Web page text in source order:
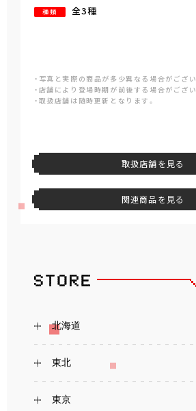
種類 全3種
・写真と実際の商品が多少異なる場合がござい
・店舗により登場時期が前後する場合がござい
・取扱店舗は随時更新となります。
取扱店舗を見る
関連商品を見る
北海道
東北
東京